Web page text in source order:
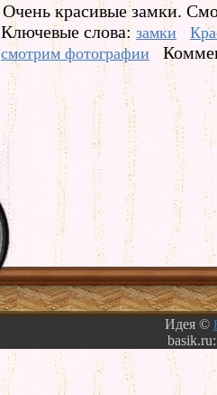
Очень красивые замки.
Ключевые слова: замки
смотрим фотографии
Идея ©